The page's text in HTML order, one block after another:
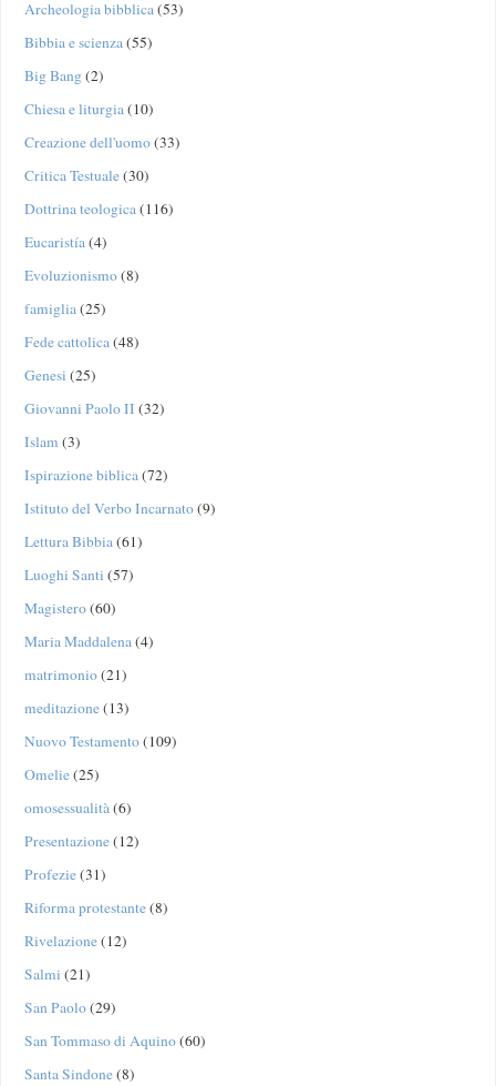
Archeologia bibblica(53)
Bibbia e scienza(55)
Big Bang(2)
Chiesa e liturgia(10)
Creazione dell'uomo(33)
Critica Testuale(30)
Dottrina teologica(116)
Eucaristía(4)
Evoluzionismo(8)
famiglia(25)
Fede cattolica(48)
Genesi (25)
Giovanni Paolo II (32)
Islam (3)
Ispirazione biblica(72)
Istituto del Verbo Incarnato(9)
Lettura Bibbia(61)
Luoghi Santi (57)
Magistero(60)
Maria Maddalena(4)
matrimonio(21)
meditazione(13)
Nuovo Testamento(109)
Omelie(25)
omosessualità(6)
Presentazione(12)
Profezie(31)
Riforma protestante(8)
Rivelazione(12)
Salmi (21)
San Paolo(29)
San Tommaso di Aquino(60)
Santa Sindone(8)